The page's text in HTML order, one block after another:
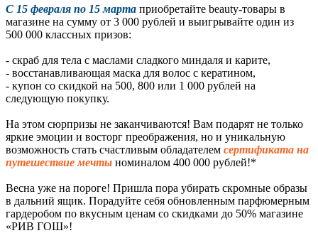
С 15 февраля по 15 марта приобретайте beauty-товары в
магазине на сумму от 3 000 рублей и выигрывайте один из
500 000 классных призов:
- скраб для тела с маслами сладкого миндаля и карите,
- восстанавливающая маска для волос с кератином,
- купон со скидкой на 500, 800 или 1 000 рублей на
следующую покупку.
На этом сюрпризы не заканчиваются! Вам подарят не только
яркие эмоции и восторг преображения, но и уникальную
возможность стать счастливым обладателем сертификата на
путешествие мечты номиналом 400 000 рублей!*
Весна уже на пороге! Пришла пора убирать скромные образы
в дальний ящик. Порадуйте себя обновленным парфюмерным
гардеробом по вкусным ценам со скидками до 50% магазине
«РИВ ГОШ»!